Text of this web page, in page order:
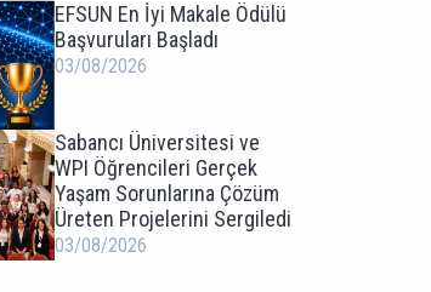
EFSUN En İyi Makale Ödülü
Başvuruları Başladı
03/08/2026
Sabancı Üniversitesi ve
WPI Öğrencileri Gerçek
Yaşam Sorunlarına Çözüm
Üreten Projelerini Sergiledi
03/08/2026